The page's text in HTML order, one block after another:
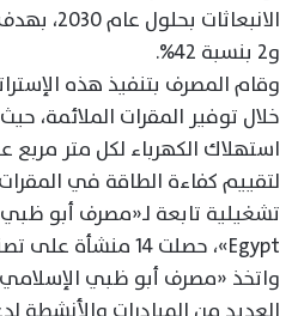
و2 بنسبة 42%.
وقام المصرف بتنفيذ هذه
خلال توفير المقرات الملائمة،
استهلاك الكهرباء لكل متر
Egypt»، حصلت 14 منشأة على تصنيف A+.